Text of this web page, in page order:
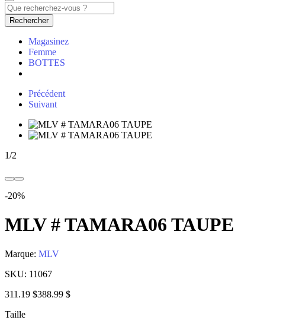
Rechercher
Magasinez
Femme
BOTTES
Précédent
Suivant
1/2
-20%
MLV # TAMARA06 TAUPE
Marque: MLV
SKU: 11067
311.19 $388.99 $
Taille